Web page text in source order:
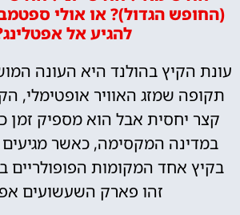
(החופש הגדול)? או אולי
להגיע אל
עונת הקיץ בהולנד היא העונה
תקופה שמזג האוויר אופטימלי,
קצר יחסית אבל הוא מספיק זמן
במדינה המקסימה, כאשר מגיעים
בקיץ אחד המקומות הפופולריים
זהו פארק השעשועים